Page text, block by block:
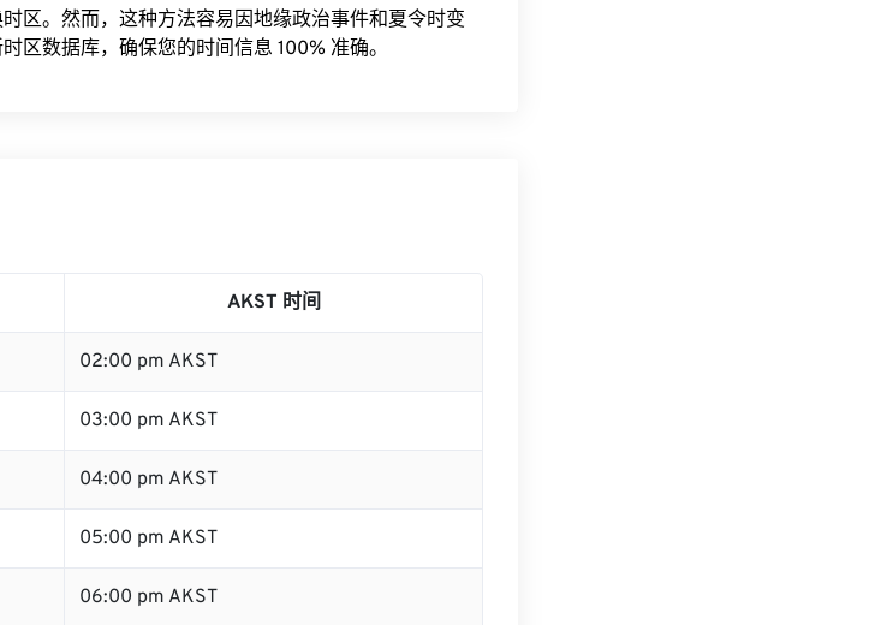
区。然而，这种方法容易因地缘政治事件和夏令时变
区数据库，确保您的时间信息 100% 准确。
AKST 时间
02:00 pm AKST
03:00 pm AKST
04:00 pm AKST
05:00 pm AKST
06:00 pm AKST